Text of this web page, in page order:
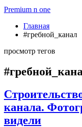
Premium n one
Главная
#гребной_канал
просмотр тегов
канала.
видели